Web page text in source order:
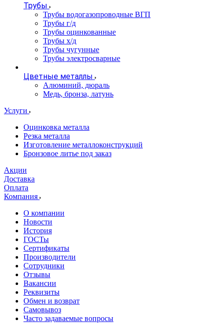
Трубы
Трубы водогазопроводные ВГП
Трубы г/д
Трубы оцинкованные
Трубы х/д
Трубы чугунные
Трубы электросварные
Цветные металлы
Алюминий, дюраль
Медь, бронза, латунь
Услуги
Оцинковка металла
Резка металла
Изготовление металлоконструкций
Бронзовое литье под заказ
Акции
Доставка
Оплата
Компания
О компании
Новости
История
ГОСТы
Сертификаты
Производители
Сотрудники
Отзывы
Вакансии
Реквизиты
Обмен и возврат
Самовывоз
Часто задаваемые вопросы